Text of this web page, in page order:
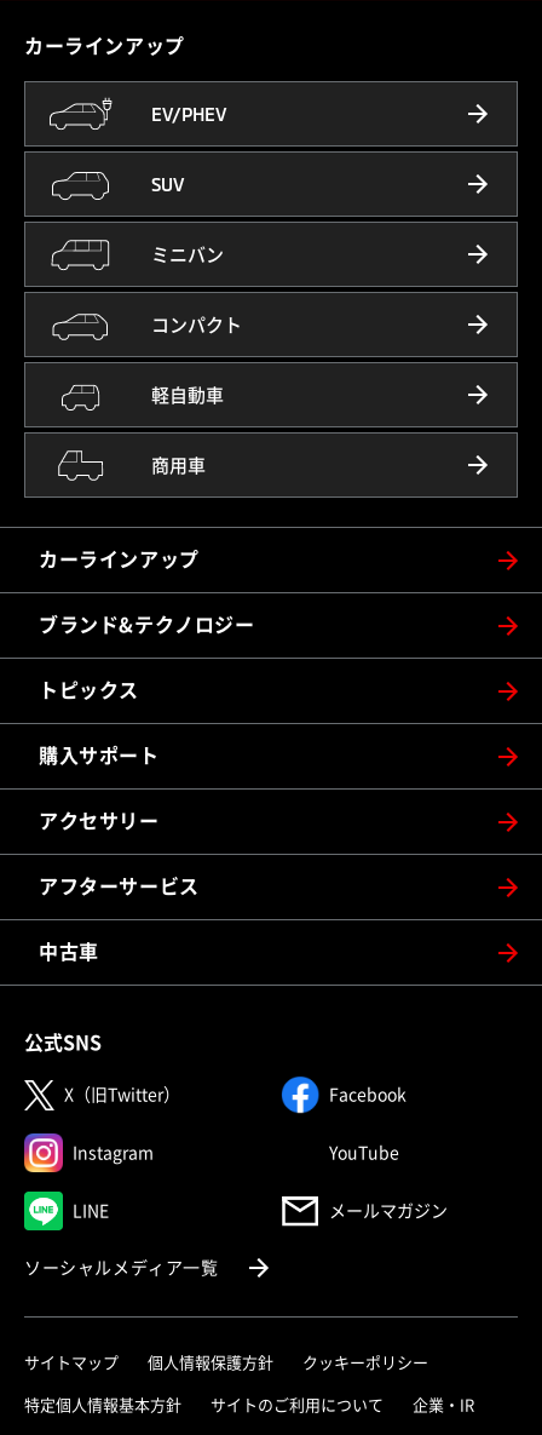
カーラインアップ
EV/PHEV
SUV
ミニバン
コンパクト
軽自動車
商用車
カーラインアップ
ブランド&テクノロジー
トピックス
購入サポート
アクセサリー
アフターサービス
中古車
公式SNS
X（旧Twitter） （別ウィンドウで開く）Facebook（別ウィンドウ
Instagram （別ウィンドウで開く）YouTube（別ウィンドウで
LINE（別ウィンドウで開く） メールマガジン
ソーシャルメディア一覧（別ウィンドウで開く）
サイトマップ 個人情報保護方針 クッキーポリシー
特定個人情報基本方針 サイトのご利用について 企業・IR（別ウィ